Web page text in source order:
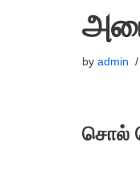
by admin
சொல்